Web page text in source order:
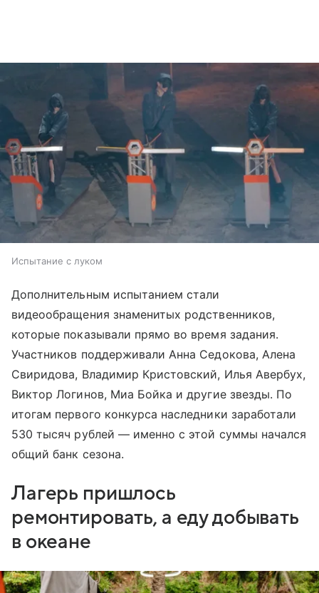
Испытание с луком
Дополнительным испытанием стали
видеообращения знаменитых родственников,
которые показывали прямо во время задания.
Участников поддерживали Анна Седокова, Алена
Свиридова, Владимир Кристовский, Илья Авербух,
Виктор Логинов, Миа Бойка и другие звезды. По
итогам первого конкурса наследники заработали
530 тысяч рублей — именно с этой суммы начался
общий банк сезона.
Лагерь пришлось
ремонтировать, а еду добывать
в океане